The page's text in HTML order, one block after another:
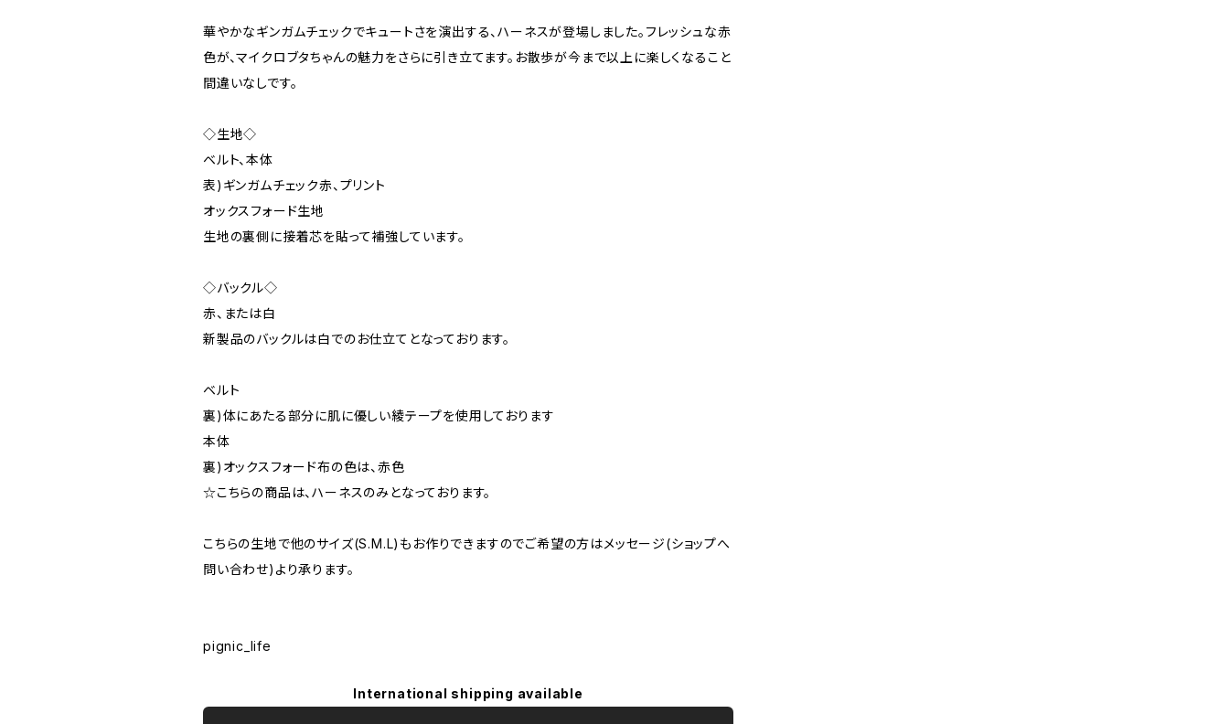
華やかなギンガムチェックでキュートさを演出する、ハーネスが登場しました。フレッシュな赤
色が、マイクロブタちゃんの魅力をさらに引き立てます。お散歩が今まで以上に楽しくなること
間違いなしです。
◇生地◇
ベルト、本体
表)ギンガムチェック赤、プリント
オックスフォード生地
生地の裏側に接着芯を貼って補強しています。
◇バックル◇
赤、または白
新製品のバックルは白でのお仕立てとなっております。
ベルト
裏)体にあたる部分に肌に優しい綾テープを使用しております
本体
裏)オックスフォード布の色は、赤色
☆こちらの商品は、ハーネスのみとなっております。
こちらの生地で他のサイズ(S.M.L)もお作りできますのでご希望の方はメッセージ(ショップへ
問い合わせ)より承ります。
pignic_life
International shipping available